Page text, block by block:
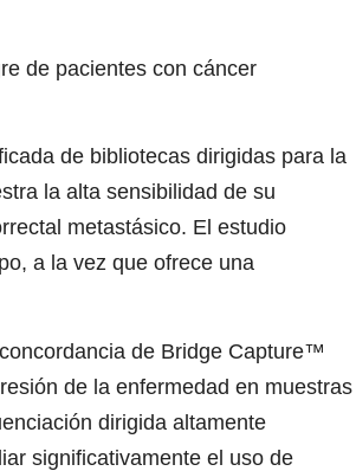
de pacientes con cáncer
de bibliotecas dirigidas para la
la alta sensibilidad de su
metastásico. El estudio
a la vez que ofrece una
de Bridge Capture™
de la enfermedad en muestras
dirigida altamente
significativamente el uso de